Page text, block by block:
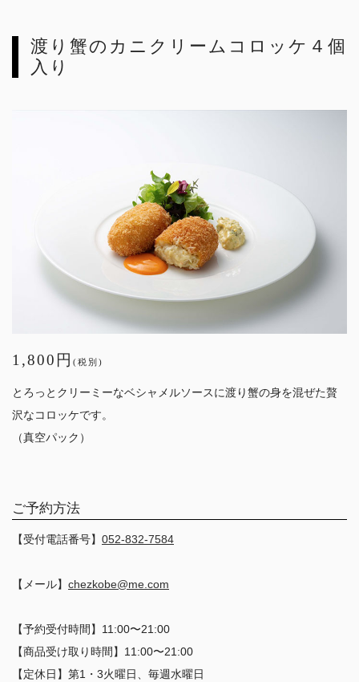
渡り蟹のカニクリームコロッケ４個
入り
1,800円 (税別)
とろっとクリーミーなベシャメルソースに渡り蟹の身を混ぜた贅
沢なコロッケです。
（真空パック）
ご予約方法
【受付電話番号】 052-832-7584
【メール】 chezkobe@me.com
【予約受付時間】11:00〜21:00
【商品受け取り時間】11:00〜21:00
【定休日】第1・3火曜日、毎週水曜日